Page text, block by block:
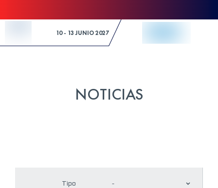
10 - 13 JUNIO 2027
NOTICIAS
Tipo -